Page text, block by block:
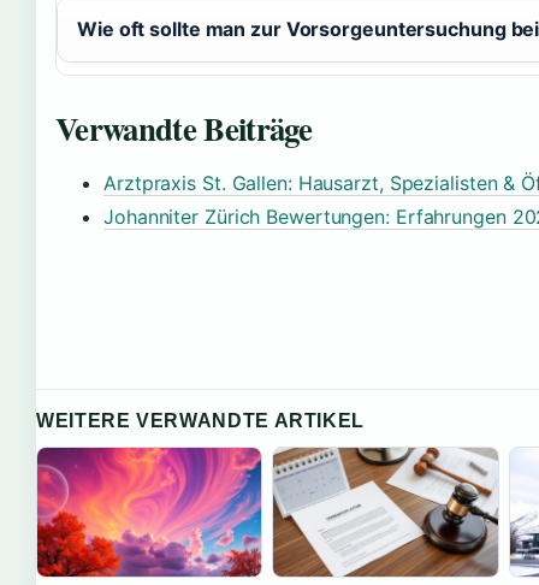
Wie oft sollte man zur Vorsorgeuntersuchung
Verwandte Beiträge
Arztpraxis St. Gallen: Hausarzt, Spezialisten &
Johanniter Zürich Bewertungen: Erfahrungen
WEITERE VERWANDTE ARTIKEL